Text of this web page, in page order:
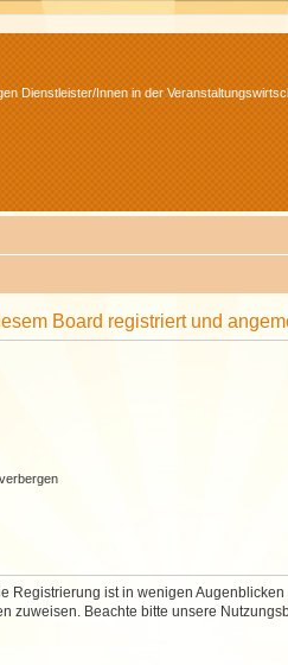
Dienstleister/Innen in der
Board registriert und
Registrierung ist in wenigen
zuweisen. Beachte bitte unsere